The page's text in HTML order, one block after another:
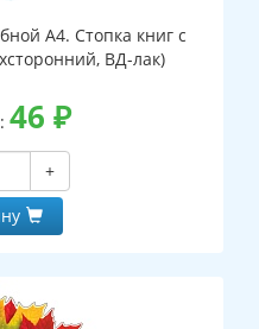
А4. Стопка книг с
ВД-лак)
46 ₽
+